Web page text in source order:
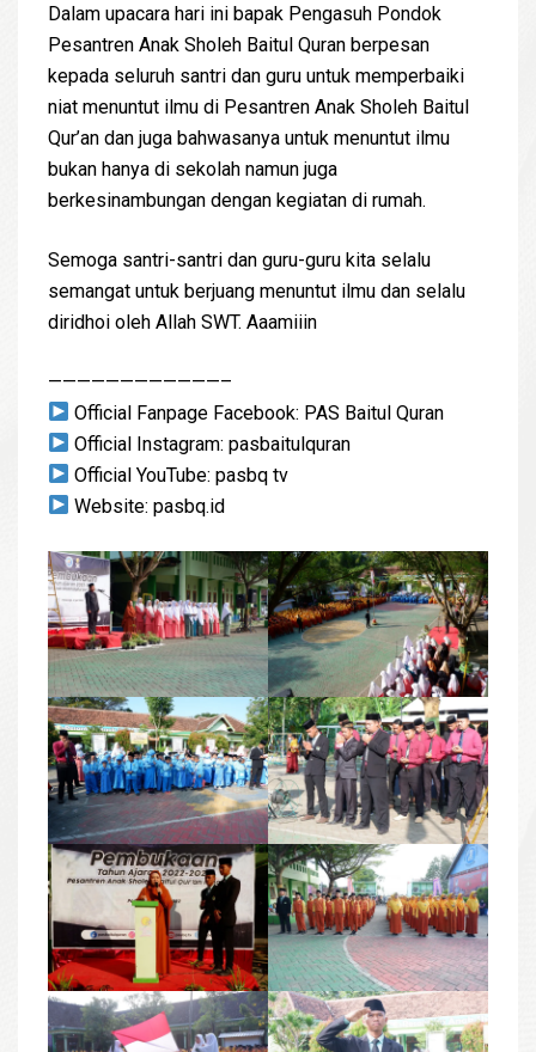
Dalam upacara hari ini bapak Pengasuh Pondok
Pesantren Anak Sholeh Baitul Quran berpesan
kepada seluruh santri dan guru untuk memperbaiki
niat menuntut ilmu di Pesantren Anak Sholeh Baitul
Qur’an dan juga bahwasanya untuk menuntut ilmu
bukan hanya di sekolah namun juga
berkesinambungan dengan kegiatan di rumah.
Semoga santri-santri dan guru-guru kita selalu
semangat untuk berjuang menuntut ilmu dan selalu
diridhoi oleh Allah SWT. Aaamiiin
————————————–
Official Fanpage Facebook: PAS Baitul Quran
Official Instagram: pasbaitulquran
Official YouTube: pasbq tv
Website: pasbq.id